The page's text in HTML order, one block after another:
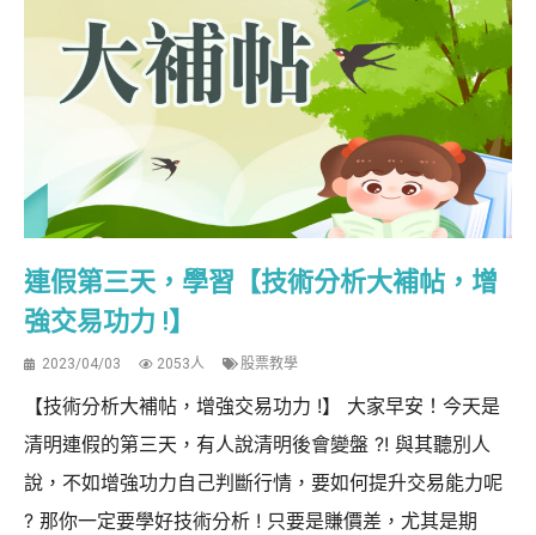
連假第三天，學習【技術分析大補帖，增
強交易功力 !】
2023/04/03 2053人 股票教學
【技術分析大補帖，增強交易功力 !】 大家早安！今天是
清明連假的第三天，有人說清明後會變盤 ?! 與其聽別人
說，不如增強功力自己判斷行情，要如何提升交易能力呢
? 那你一定要學好技術分析 ! 只要是賺價差，尤其是期